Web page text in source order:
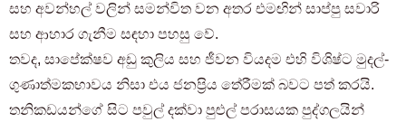
සහ අවන්හල් වලින් සමන්විත වන අතර එමඟින් සාප්පු සවාරි
සහ ආහාර ගැනීම සඳහා පහසු වේ.
තවද, සාපේක්ෂව අඩු කුලිය සහ ජීවන වියදම එහි විශිෂ්ට මුදල්-
ගුණාත්මකභාවය නිසා එය ජනප්‍රිය තේරීමක් බවට පත් කරයි.
තනිකඩයන්ගේ සිට පවුල් දක්වා පුළුල් පරාසයක පුද්ගලයින්